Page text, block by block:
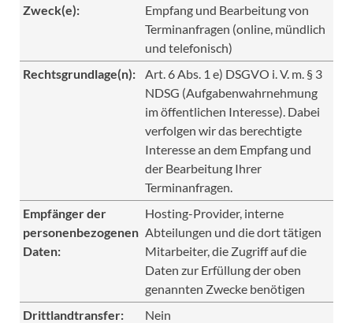
Zweck(e):
Empfang und Bearbeitung von
Terminanfragen (online, mündlich
und telefonisch)
Rechtsgrundlage(n):
Art. 6 Abs. 1 e) DSGVO i. V. m. § 3
NDSG (Aufgabenwahrnehmung
im öffentlichen Interesse). Dabei
verfolgen wir das berechtigte
Interesse an dem Empfang und
der Bearbeitung Ihrer
Terminanfragen.
Empfänger der
personenbezogenen
Daten:
Hosting-Provider, interne
Abteilungen und die dort tätigen
Mitarbeiter, die Zugriff auf die
Daten zur Erfüllung der oben
genannten Zwecke benötigen
Drittlandtransfer:
Nein